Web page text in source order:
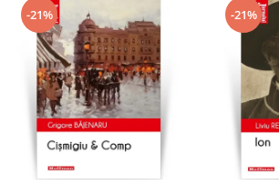
Non-fictiune
Calatorii
Memorii
Publicistica / Reportaje / Interviuri
Stiinte umaniste
Istorie
Sociologie si filozofie
-21% -21%